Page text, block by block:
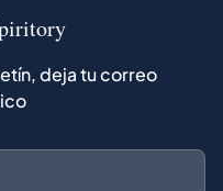
deja tu correo